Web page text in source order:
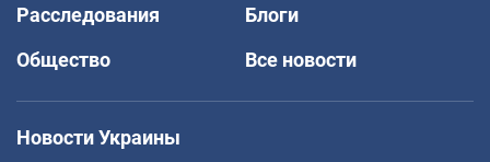
Расследования
Блоги
Общество
Все новости
Новости Украины